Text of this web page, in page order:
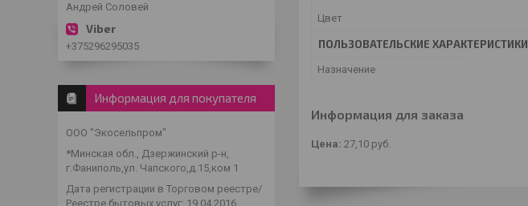
Цвет
ПОЛЬЗОВАТЕЛЬСКИЕ ХАРАКТЕРИСТИКИ
Назначение
Информация для заказа
Цена: 27,10 руб.
Андрей Соловей
+375296295035
Информация для покупателя
ООО "Экосельпром"
*Минская обл., Дзержинский р-н,
г.Фаниполь,ул. Чапского,д.15,ком 1
Дата регистрации в Торговом реестре/
Реестре бытовых услуг: 19.04.2016